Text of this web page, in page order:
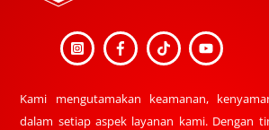
Kami mengutamakan keamanan,
dalam setiap aspek layanan kami. Dengan